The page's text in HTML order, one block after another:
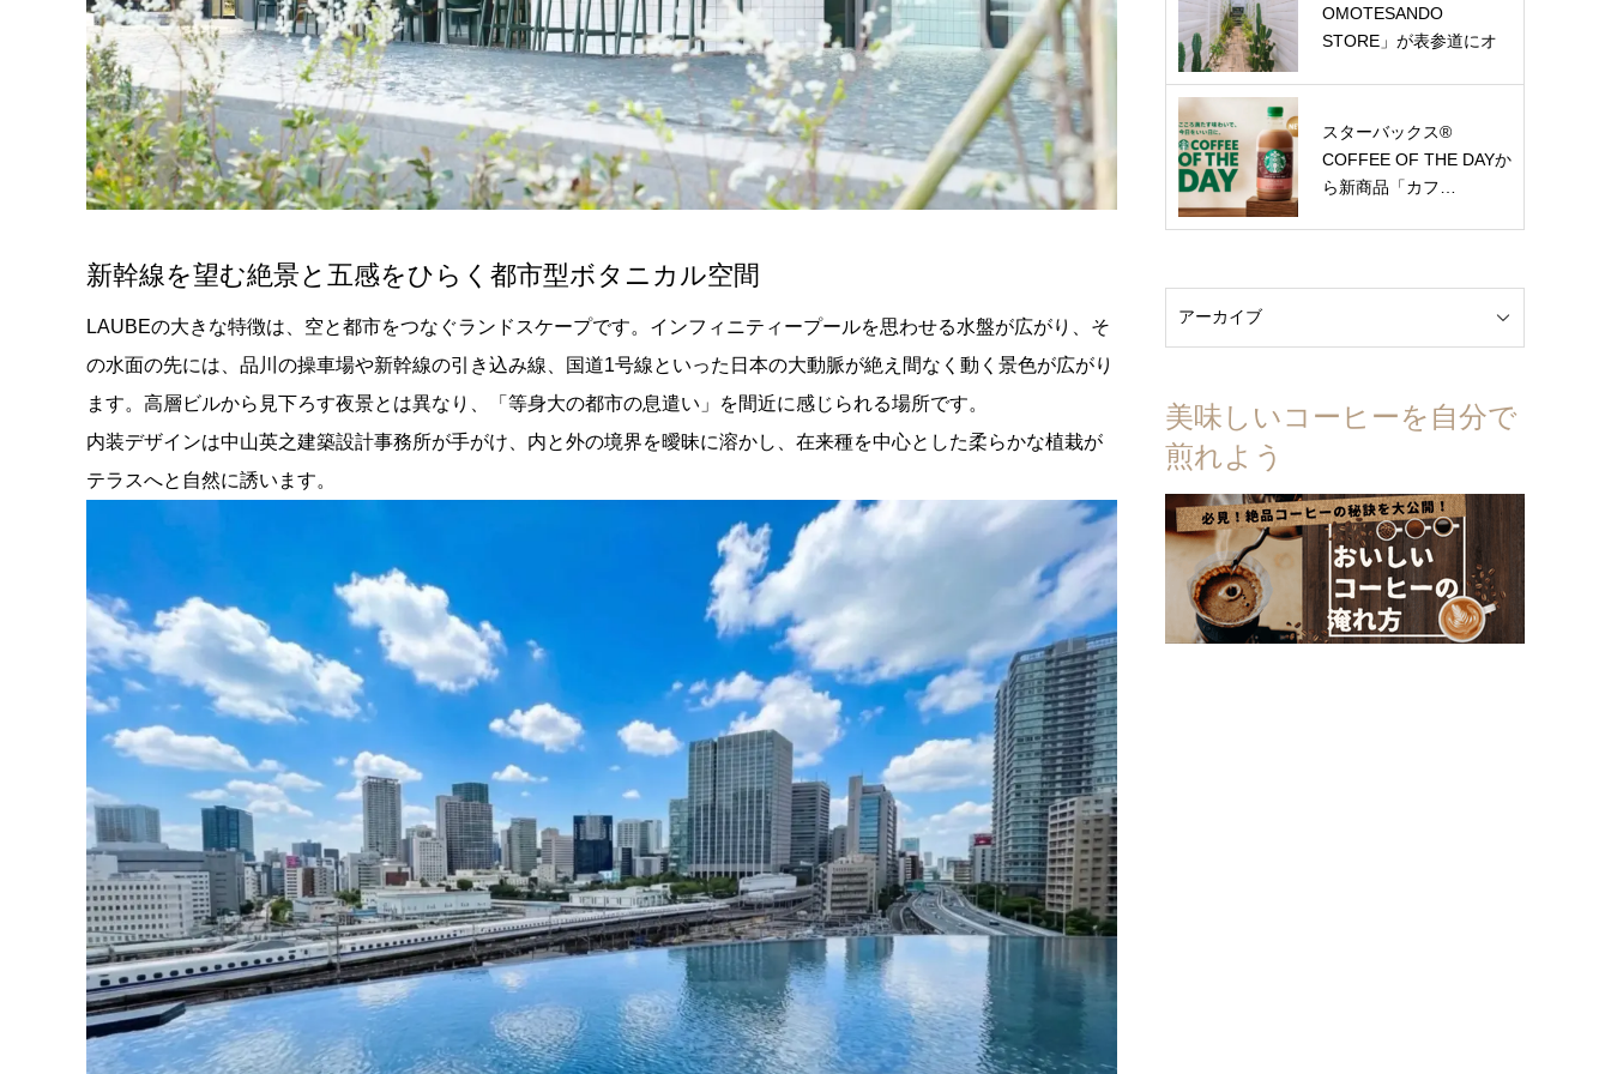
新幹線を望む絶景と五感をひらく都市型ボタニカル空間
LAUBEの大きな特徴は、空と都市をつなぐランドスケープです。インフィニティープールを思わせる水盤が広がり、そ
の水面の先には、品川の操車場や新幹線の引き込み線、国道1号線といった日本の大動脈が絶え間なく動く景色が広がり
ます。高層ビルから見下ろす夜景とは異なり、「等身大の都市の息遣い」を間近に感じられる場所です。
内装デザインは中山英之建築設計事務所が手がけ、内と外の境界を曖昧に溶かし、在来種を中心とした柔らかな植栽が
テラスへと自然に誘います。
OMOTESANDO
STORE」が表参道にオ
スターバックス®
COFFEE OF THE DAYか
ら新商品「カフ…
美味しいコーヒーを自分で
煎れよう